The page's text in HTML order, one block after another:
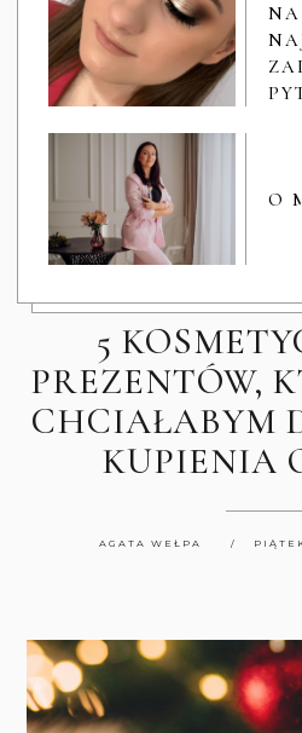
NA
O
5
PREZENTÓW,
CHCIAŁABYM
KUPIENIA
AGATA WEŁPA